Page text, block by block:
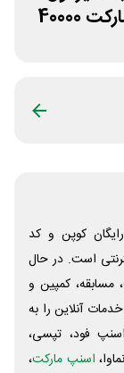
اسنپ مارکت 40000
کوپن و کد
است. در حال
مسابقه، کمپین و
آنلاین را به
فود، تپسی،
اسنپ مارکت،